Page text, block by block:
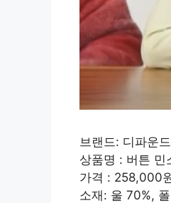
브랜드: 디파운드
상품명 : 버튼 민
가격 : 258,000
소재: 울 70%,